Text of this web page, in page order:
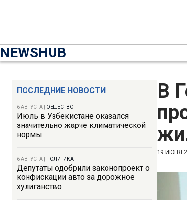
NEWSHUB
ПОСЛЕДНИЕ НОВОСТИ
6 АВГУСТА ОБЩЕСТВО
Июль в Узбекистане оказался
значительно жарче климатической
нормы
6 АВГУСТА ПОЛИТИКА
Депутаты одобрили законопроект о
конфискации авто за дорожное
хулиганство
В
19 ИЮНЯ